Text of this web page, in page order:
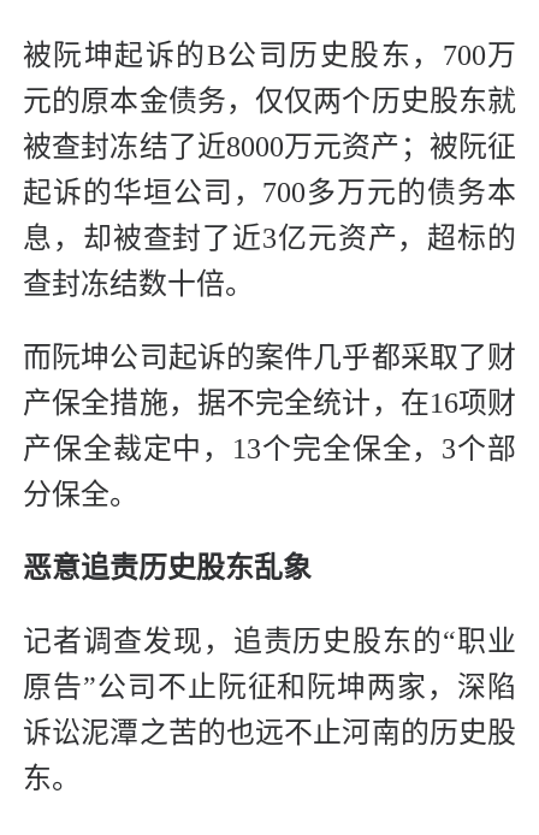
被阮坤起诉的B公司历史股东，700万
元的原本金债务，仅仅两个历史股东就
被查封冻结了近8000万元资产；被阮征
起诉的华垣公司，700多万元的债务本
息，却被查封了近3亿元资产，超标的
查封冻结数十倍。
而阮坤公司起诉的案件几乎都采取了财
产保全措施，据不完全统计，在16项财
产保全裁定中，13个完全保全，3个部
分保全。
恶意追责历史股东乱象
记者调查发现，追责历史股东的“职业
原告”公司不止阮征和阮坤两家，深陷
诉讼泥潭之苦的也远不止河南的历史股
东。